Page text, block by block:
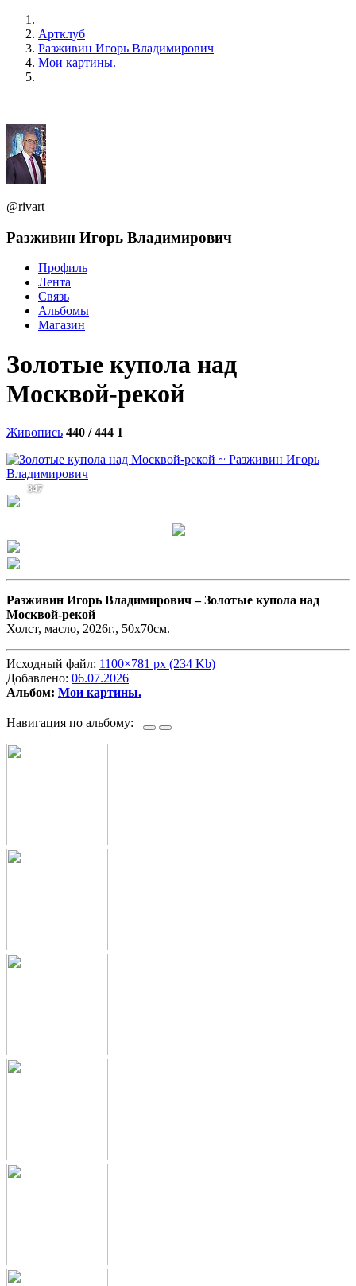
Артклуб
Разживин Игорь Владимирович
Мои картины.
@rivart
Разживин Игорь Владимирович
Профиль
Лента
Связь
Альбомы
Магазин
Золотые купола над
Москвой-рекой
Живопись 440 / 444 1
347
Разживин Игорь Владимирович –Золотые купола над
Москвой-рекой
Холст, масло, 2026г., 50х70см.
Исходный файл: 1100×781 px (234 Kb)
Добавлено: 06.07.2026
Альбом: Мои картины.
Навигация по альбому: